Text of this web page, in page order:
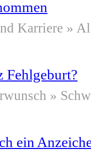
Karriere »
Fehlgeburt?
»
ein